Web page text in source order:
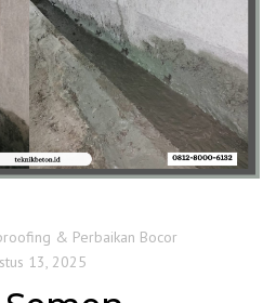
& Perbaikan Bocor
13, 2025